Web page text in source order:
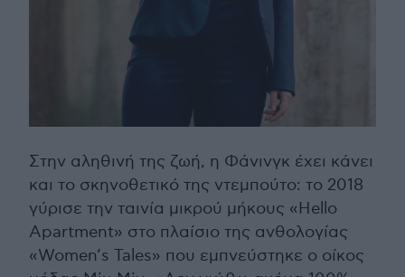
Στην αληθινή της ζωή, η Φάνινγκ έχει κάνει
και το σκηνοθετικό της ντεμπούτο: το 2018
γύρισε την ταινία μικρού μήκους «Hello
Apartment» στο πλαίσιο της ανθολογίας
«Women’s Tales» που εμπνεύστηκε ο οίκος